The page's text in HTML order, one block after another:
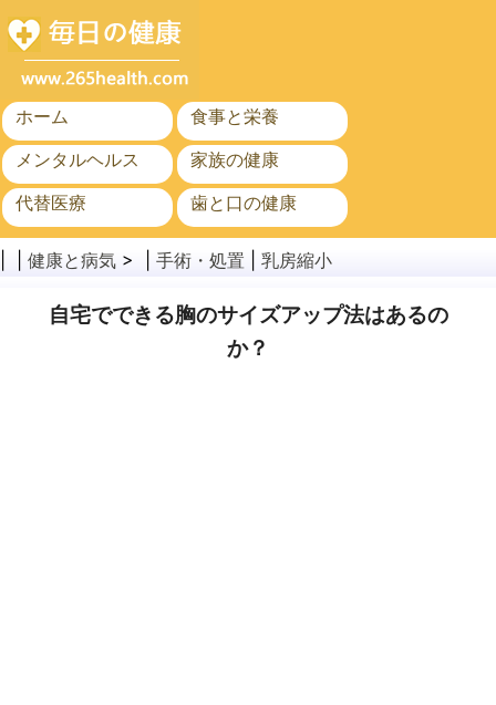
ホーム
食事と栄養
メンタルヘルス
家族の健康
代替医療
歯と口の健康
がん
公衆衛生
健康と病気 > | 手術・処置 乳房縮小
自宅でできる胸のサイズアップ法はあるの
か？